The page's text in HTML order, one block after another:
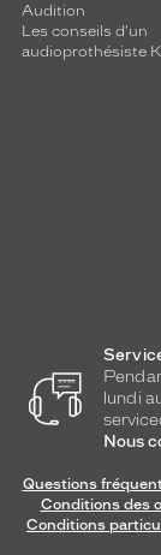
Audition
Les conseils d'un
audioprothésiste
lundi
Nous
Questions
Conditions des
Conditions